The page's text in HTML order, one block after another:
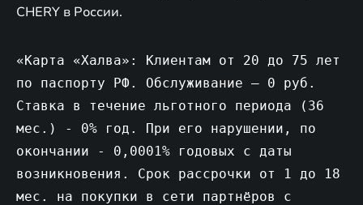
CHERY в России.
«Карта «Халва»: Клиентам от 20 до 75 лет
по паспорту РФ. Обслуживание – 0 руб.
Ставка в течение льготного периода (36
мес.) - 0% год. При его нарушении, по
окончании - 0,0001% годовых с даты
возникновения. Срок рассрочки от 1 до 18
мес. на покупки в сети партнёров с